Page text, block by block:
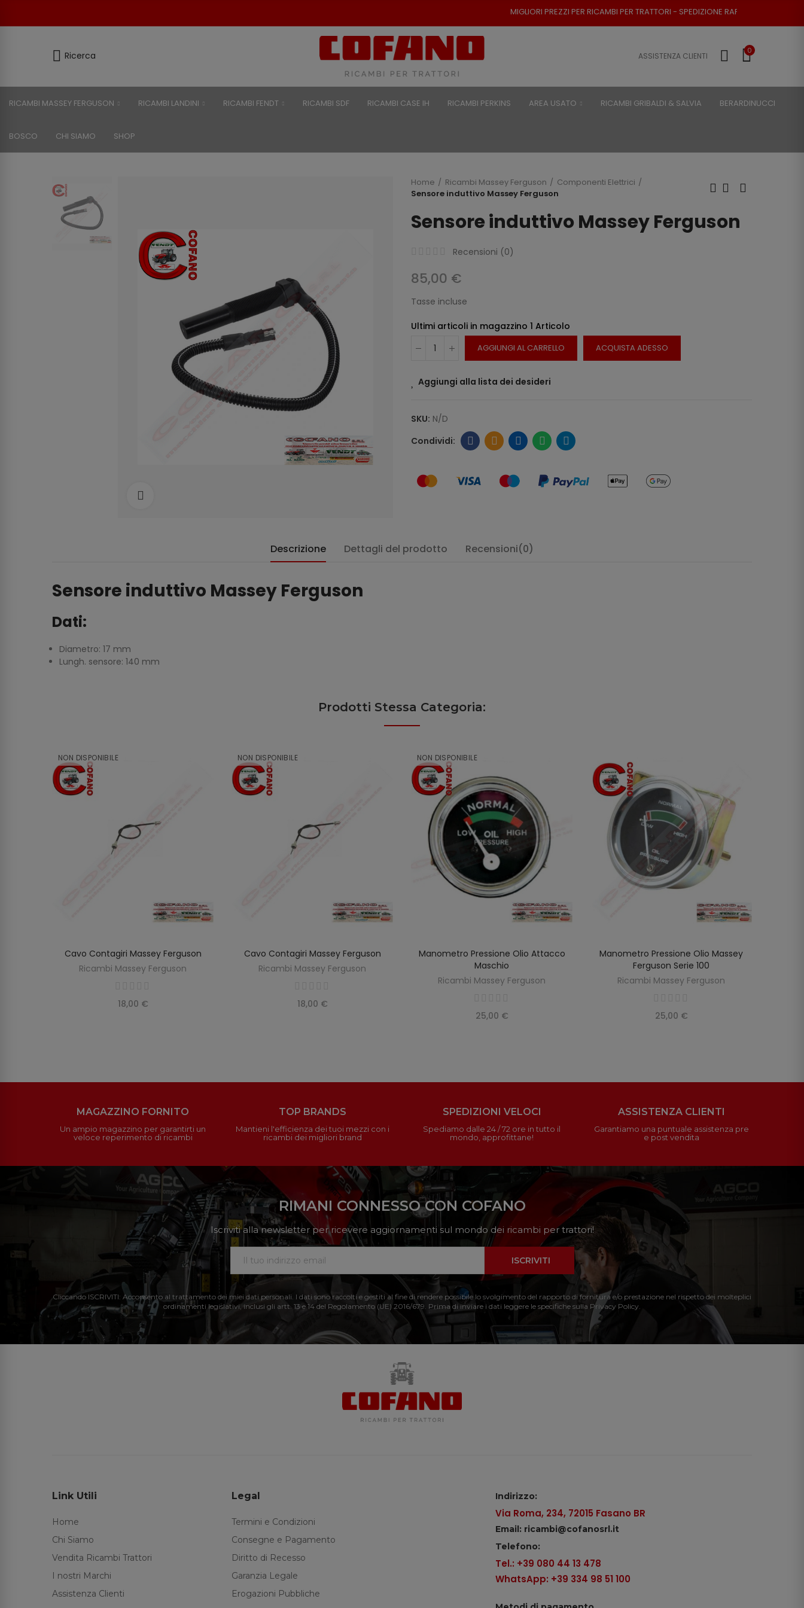
MIGLIORI PREZZI PER RICAMBI PER TRATTORI - SPEDIZIONE RAPIDA - RESO POSSIBILE
Ricerca ASSISTENZA CLIENTI
0
RICAMBI MASSEY FERGUSON RICAMBI LANDINI RICAMBI FENDT RICAMBI SDF RICAMBI CASE IH RICAMBI PERKINS AREA USATO RICAMBI GRIBALDI & SALVIA BERARDINUCCI
BOSCO CHI SIAMO SHOP
Home Ricambi Massey Ferguson
Componenti Elettrici
Sensore induttivo Massey Ferguson
Sensore induttivo Massey Ferguson
Recensioni (0)
85,00 €
Tasse incluse
Ultimi articoli in magazzino 1 Articolo
AGGIUNGI AL CARRELLO ACQUISTA ADESSO
Aggiungi alla lista dei desideri
SKU: N/D
Descrizione Dettagli del prodotto Recensioni(0)
Sensore induttivo Massey Ferguson
Dati:
Diametro: 17 mm
Lungh. sensore: 140 mm
Prodotti Stessa Categoria:
NON DISPONIBILE
SCOPRIRE
Cavo Contagiri Massey Ferguson
Ricambi Massey Ferguson
18,00 €
NON DISPONIBILE
SCOPRIRE
Cavo Contagiri Massey Ferguson
Ricambi Massey Ferguson
18,00 €
NON DISPONIBILE
SCOPRIRE
Manometro Pressione Olio Attacco
Maschio
Ricambi Massey Ferguson
25,00 €
AGGIUNGI AL CARRELLO
Manometro Pressione Olio Massey
Ferguson Serie 100
Ricambi Massey Ferguson
25,00 €
MAGAZZINO FORNITO
Un ampio magazzino per garantirti un
veloce reperimento di ricambi
TOP BRANDS
Mantieni l'efficienza dei tuoi mezzi con i
ricambi dei migliori brand
SPEDIZIONI VELOCI
Spediamo dalle 24 / 72 ore in tutto il
mondo, approfittane!
ASSISTENZA CLIENTI
Garantiamo una puntuale assistenza pre
e post vendita
RIMANI CONNESSO CON COFANO
Iscriviti alla newsletter per ricevere aggiornamenti sul mondo dei ricambi per trattori!
ISCRIVITI
Cliccando ISCRIVITI: Acconsento al trattamento dei miei dati personali. I dati sono raccolti e gestiti al fine di rendere possibile lo svolgimento del rapporto di fornitura e/o prestazione nel rispetto dei molteplici
ordinamenti legislativi, inclusi gli artt. 13 e 14 del Regolamento (UE) 2016/679. Prima di inviare i dati leggere le specifiche sulla Privacy Policy.
Link Utili
Home
Chi Siamo
Vendita Ricambi Trattori
I nostri Marchi
Assistenza Clienti
Legal
Termini e Condizioni
Consegne e Pagamento
Diritto di Recesso
Garanzia Legale
Erogazioni Pubbliche
Indirizzo:
Via Roma, 234, 72015 Fasano BR
Email: ricambi@cofanosrl.it
Telefono:
Tel.: +39 080 44 13 478
WhatsApp: +39 334 98 51 100